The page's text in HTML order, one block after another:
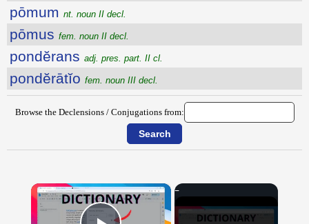
pōmum nt. noun II decl.
pōmus fem. noun II decl.
pondĕrans adj. pres. part. II cl.
pondĕrātĭo fem. noun III decl.
Browse the Declensions / Conjugations from:
×